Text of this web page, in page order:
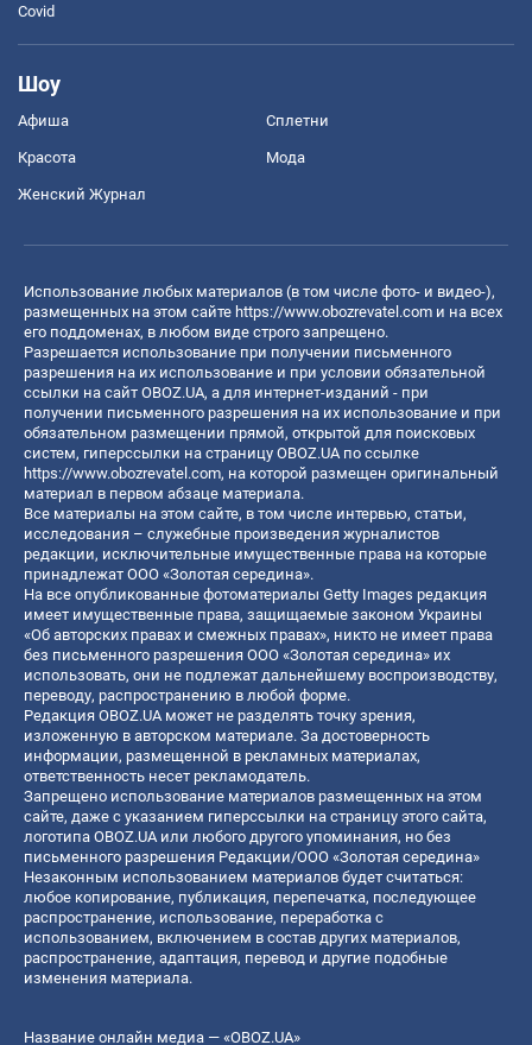
Covid
Шоу
Афиша Сплетни
Красота Мода
Женский Журнал
Использование любых материалов (в том числе фото- и видео-),
размещенных на этом сайте https://www.obozrevatel.com и на всех
его поддоменах, в любом виде строго запрещено.
Разрешается использование при получении письменного
разрешения на их использование и при условии обязательной
ссылки на сайт OBOZ.UA, а для интернет-изданий - при
получении письменного разрешения на их использование и при
обязательном размещении прямой, открытой для поисковых
систем, гиперссылки на страницу OBOZ.UA по ссылке
https://www.obozrevatel.com, на которой размещен оригинальный
материал в первом абзаце материала.
Все материалы на этом сайте, в том числе интервью, статьи,
исследования – служебные произведения журналистов
редакции, исключительные имущественные права на которые
принадлежат ООО «Золотая середина».
На все опубликованные фотоматериалы Getty Images редакция
имеет имущественные права, защищаемые законом Украины
«Об авторских правах и смежных правах», никто не имеет права
без письменного разрешения ООО «Золотая середина» их
использовать, они не подлежат дальнейшему воспроизводству,
переводу, распространению в любой форме.
Редакция OBOZ.UA может не разделять точку зрения,
изложенную в авторском материале. За достоверность
информации, размещенной в рекламных материалах,
ответственность несет рекламодатель.
Запрещено использование материалов размещенных на этом
сайте, даже с указанием гиперссылки на страницу этого сайта,
логотипа OBOZ.UA или любого другого упоминания, но без
письменного разрешения Редакции/ООО «Золотая середина»
Незаконным использованием материалов будет считаться:
любое копирование, публикация, перепечатка, последующее
распространение, использование, переработка с
использованием, включением в состав других материалов,
распространение, адаптация, перевод и другие подобные
изменения материала.
Название онлайн медиа — «OBOZ.UA»